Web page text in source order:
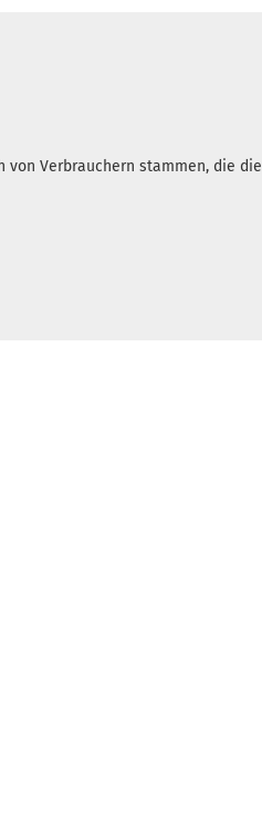
Verbrauchern stammen, die die